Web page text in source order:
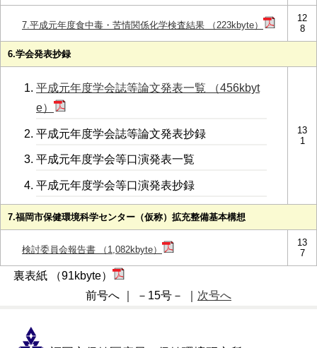
7.平成元年度食中毒・苦情関係化学検査結果 （223kbyte）
12
8
6.学会発表抄録
平成元年度学会誌等論文発表一覧 （456kbyt
e）
平成元年度学会誌等論文発表抄録
平成元年度学会等口演発表一覧
平成元年度学会等口演発表抄録
13
1
7.福岡市保健環境科学センター（仮称）拡充整備基本構想
検討委員会報告書 （1,082kbyte）
13
7
裏表紙 （91kbyte）
前号へ ｜ －15号－ ｜ 次号へ